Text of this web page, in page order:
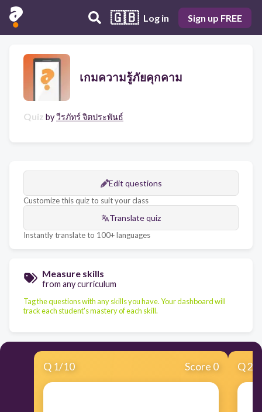
🇬🇧 Log in Sign up FREE
เกมความรู้ภัยคุกคาม
Quiz byวีรภัทร์ จิตประพันธ์
Edit questions
Customize this quiz to suit your class
Translate quiz
Instantly translate to 100+ languages
Measure skills
from any curriculum
Tag the questions with any skills you have. Your dashboard will
track each student's mastery of each skill.
Q 1/10 Score 0 Q2